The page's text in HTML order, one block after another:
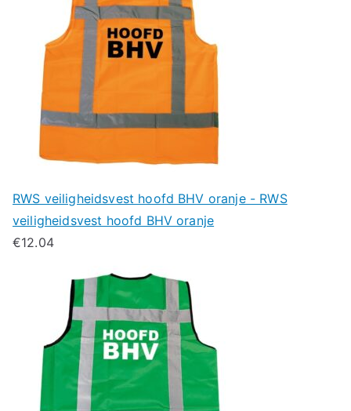
RWS veiligheidsvest hoofd BHV oranje - RWS
veiligheidsvest hoofd BHV oranje
€12.04